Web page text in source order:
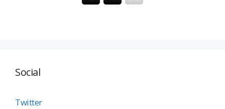
Social
Twitter